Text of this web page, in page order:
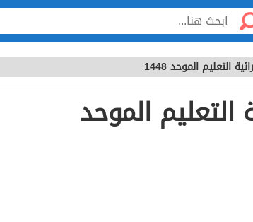
التعليم الموحد 1448
التعليم الموحد